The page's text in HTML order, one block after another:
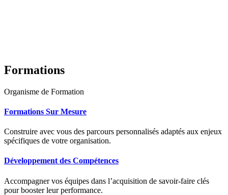
Formations
Organisme de Formation
Formations Sur Mesure
Construire avec vous des parcours personnalisés adaptés aux enjeux
spécifiques de votre organisation.
Développement des Compétences
Accompagner vos équipes dans l’acquisition de savoir-faire clés
pour booster leur performance.